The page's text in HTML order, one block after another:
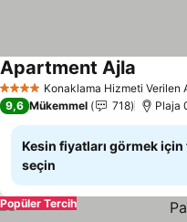
4 Yıldız Konaklama Hizmeti Verilen
Apartment Ajla
9,6 Mükemmel 718 Plaja
Kesin fiyatları görmek
seçin
Popüler Tercih